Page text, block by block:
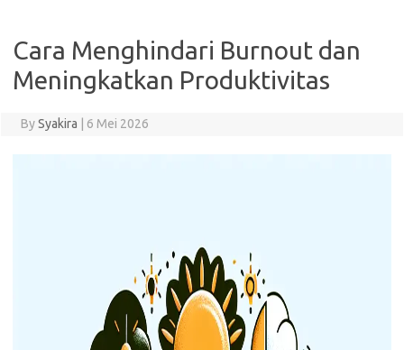
Cara Menghindari Burnout dan
Meningkatkan Produktivitas
BySyakira 6 Mei 2026